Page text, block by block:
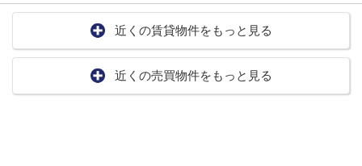
近くの賃貸物件をもっと見る
近くの売買物件をもっと見る